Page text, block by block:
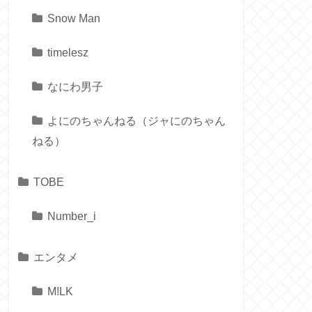
Snow Man
timelesz
なにわ男子
よにのちゃんねる（ジャにのちゃん
ねる）
TOBE
Number_i
エンタメ
M!LK